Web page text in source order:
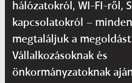
hálózatokról, WI-FI-ről,
kapcsolatokról –
megtaláljuk a
Vállalkozásoknak és
önkormányzatoknak